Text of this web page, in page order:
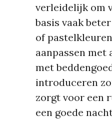
verleidelijk om
basis vaak
of
aanpassen met
met
introduceren
zorgt voor een
een goede